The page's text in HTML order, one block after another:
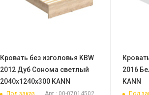
Кровать без изголовья KBW
2012 Дуб Сонома светлый
2040х1240х300 KANN
Под заказ Арт.: 00-07014502
2016
KANN
Под